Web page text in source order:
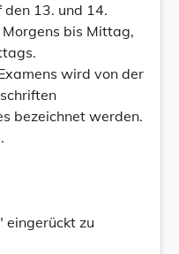
den 13. und 14.
bis Mittag,
wird von der
bezeichnet werden.
eingerückt zu